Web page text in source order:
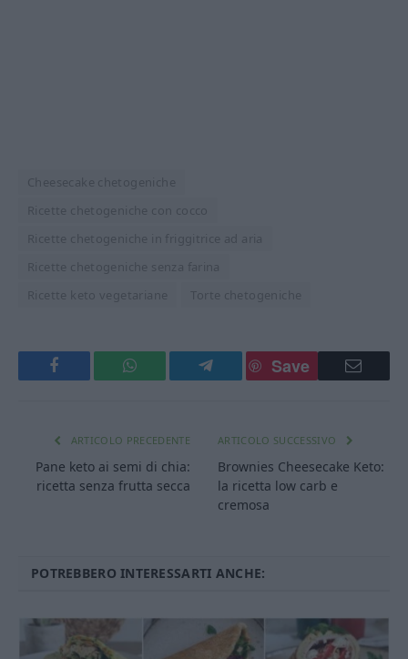
Cheesecake chetogeniche
Ricette chetogeniche con cocco
Ricette chetogeniche in friggitrice ad aria
Ricette chetogeniche senza farina
Ricette keto vegetariane
Torte chetogeniche
Facebook WhatsApp Telegram
Save
Email
ARTICOLO PRECEDENTE
Pane keto ai semi di chia:
ricetta senza frutta secca
ARTICOLO SUCCESSIVO
Brownies Cheesecake Keto:
la ricetta low carb e
cremosa
POTREBBERO INTERESSARTI ANCHE: